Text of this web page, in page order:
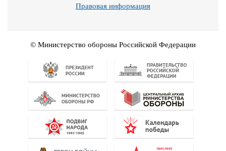
Правовая информация
© Министерство обороны Российской Федерации